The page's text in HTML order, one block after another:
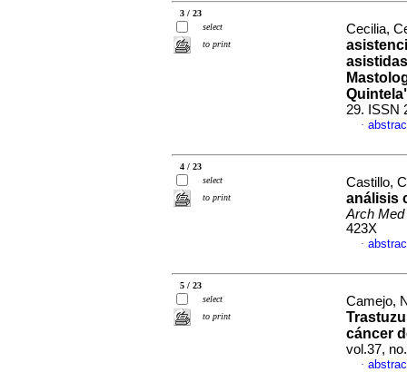
3 / 23
select
to print
Cecilia,
29. ISSN
·
4 / 23
select
to print
Castillo,
análisis
Arch Med
423X
·
5 / 23
select
to print
Camejo,
cáncer
vol.37,
·